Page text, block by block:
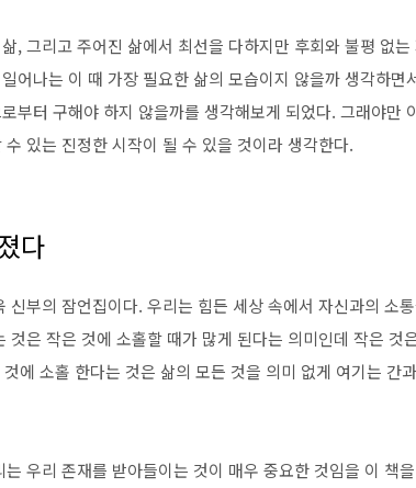
, 그리고 주어진 삶에서 최선을 다하지만 후회와 불평 없
어나는 이 때 가장 필요한 삶의 모습이지 않을까 생각하면
부터 구해야 하지 않을까를 생각해보게 되었다. 그래야만
있는 진정한 시작이 될 수 있을 것이라 생각한다.
다
신부의 잠언집이다. 우리는 힘든 세상 속에서 자신과의 소
것은 작은 것에 소홀할 때가 많게 된다는 의미인데 작은 것
에 소홀 한다는 것은 삶의 모든 것을 의미 없게 여기는 간
우리 존재를 받아들이는 것이 매우 중요한 것임을 이 책